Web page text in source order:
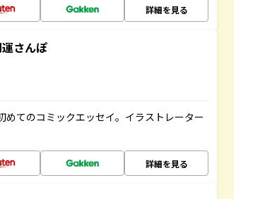
詳細を見る
さんぽ
てのコミックエッセイ。イラストレーター
詳細を見る